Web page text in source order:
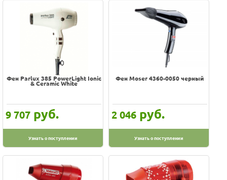
Фен Parlux 385 PowerLight Ionic
& Ceramic White
9 707 руб.
Узнать о поступлении
Фен Moser 4360-0050 черный
2 046 руб.
Узнать о поступлении